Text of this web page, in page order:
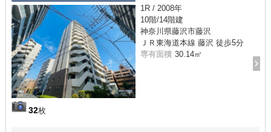
32枚
1R / 2008年
10階/14階建
神奈川県藤沢市藤沢
ＪＲ東海道本線 藤沢 徒歩5分
専有面積 30.14㎡